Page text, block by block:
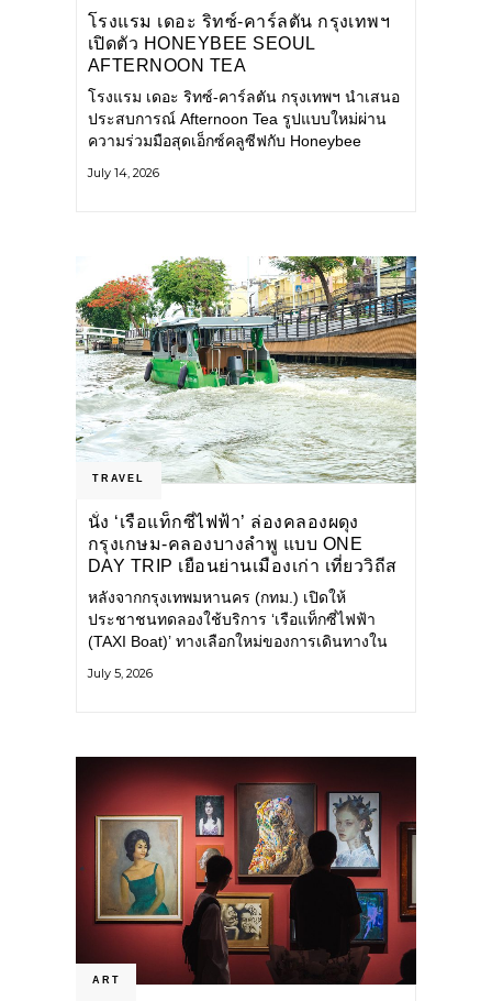
โรงแรม เดอะ ริทซ์-คาร์ลตัน กรุงเทพฯ
เปิดตัว HONEYBEE SEOUL
AFTERNOON TEA
COLLABORATION ณ คาเลโอ
(CALEŌ) ชวนสัมผัสเสน่ห์ของขนม
หวานร่วมสมัยจากกรุงโซล
โรงแรม เดอะ ริทซ์-คาร์ลตัน กรุงเทพฯ นำเสนอ
ประสบการณ์ Afternoon Tea รูปแบบใหม่ผ่าน
ความร่วมมือสุดเอ็กซ์คลูซีฟกับ Honeybee
ดังจากกรุงโซล นำโดยเชฟอึนจอง
July 14, 2026
TRAVEL
นั่ง ‘เรือแท็กซี่ไฟฟ้า’ ล่องคลองผดุง
กรุงเกษม-คลองบางลำพู แบบ ONE
DAY TRIP เยือนย่านเมืองเก่า เที่ยววิถีส
โลว์ไลฟ์แบบรักษ์โลก
หลังจากกรุงเทพมหานคร (กทม.) เปิดให้
ประชาชนทดลองใช้บริการ ‘เรือแท็กซี่ไฟฟ้า
(TAXI Boat)’ ทางเลือกใหม่ของการเดินทางใน
แวดล้อม ผ่านแอปพลิเคชัน MuvMi (มูฟมี)
July 5, 2026
ART